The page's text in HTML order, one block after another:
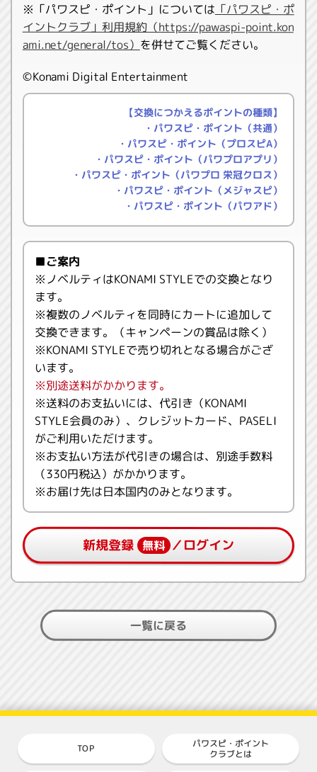
※「パワスピ・ポイント」については 「パワスピ・ポ
イントクラブ」利用規約（https://pawaspi-point.kon
ami.net/general/tos） を併せてご覧ください。
©Konami Digital Entertainment
【交換につかえるポイントの種類】
・パワスピ・ポイント（共通）
・パワスピ・ポイント（プロスピA）
・パワスピ・ポイント（パワプロアプリ）
・パワスピ・ポイント（パワプロ 栄冠クロス）
・パワスピ・ポイント（メジャスピ）
・パワスピ・ポイント（パワアド）
■ご案内
※ノベルティはKONAMI STYLEでの交換となり
ます。
※複数のノベルティを同時にカートに追加して
交換できます。（キャンペーンの賞品は除く）
※KONAMI STYLEで売り切れとなる場合がござ
います。
※別途送料がかかります。
※送料のお支払いには、代引き（KONAMI
STYLE会員のみ）、クレジットカード、PASELI
がご利用いただけます。
※お支払い方法が代引きの場合は、別途手数料
（330円税込）がかかります。
※お届け先は日本国内のみとなります。
新規登録 無料 ／ログイン
一覧に戻る
TOP パワスピ・ポイント
クラブとは